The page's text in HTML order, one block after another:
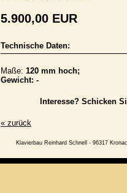
5.900,00 EUR
Technische Daten:
Maße: 120 mm hoch;
Gewicht: -
Interesse? Schicken
« zurück
Klavierbau Reinhard Schnell - 96317